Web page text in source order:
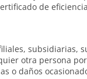
de
otra persona
o daños